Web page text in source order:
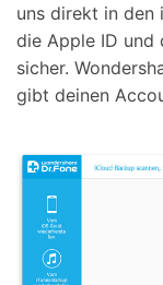
uns direkt in den
die Apple ID und
sicher.
gibt deinen